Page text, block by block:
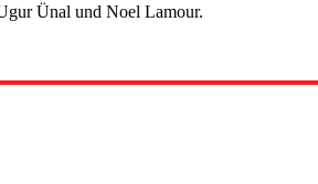
Ünal und Noel Lamour.